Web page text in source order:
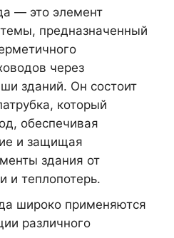
— это элемент
предназначенный
через
зданий. Он состоит
который
обеспечивая
и защищая
здания от
и теплопотерь.
широко применяются
различного